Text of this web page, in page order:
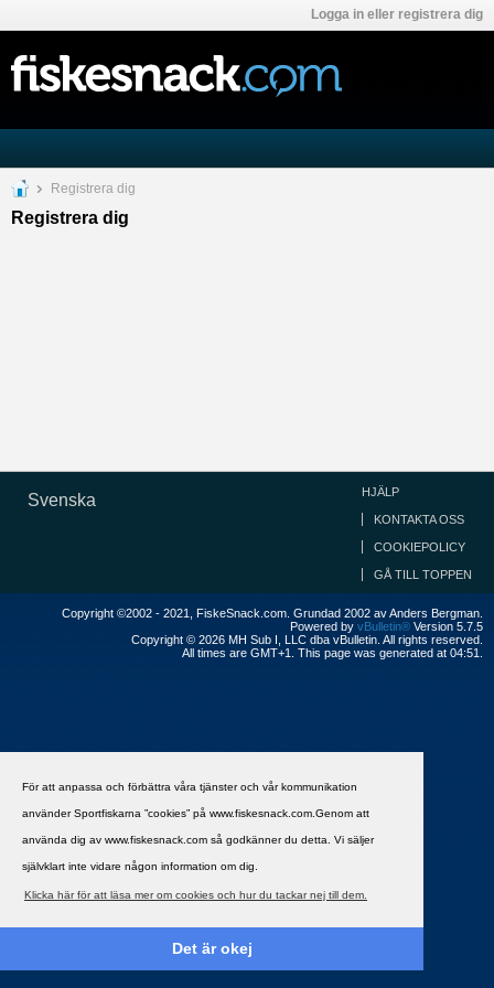
För att anpassa och förbättra våra tjänster och vår kommunikation
använder Sportfiskarna ”cookies” på www.fiskesnack.com.Genom att
använda dig av www.fiskesnack.com så godkänner du detta. Vi säljer
självklart inte vidare någon information om dig.
Klicka här för att läsa mer om cookies och hur du tackar nej till dem.
Det är okej
Logga in eller registrera dig
Registrera dig
Registrera dig
Svenska HJÄLP
KONTAKTA OSS
COOKIEPOLICY
GÅ TILL TOPPEN
Copyright ©2002 - 2021, FiskeSnack.com. Grundad 2002 av Anders Bergman.
Powered by vBulletin® Version 5.7.5
Copyright © 2026 MH Sub I, LLC dba vBulletin. All rights reserved.
All times are GMT+1. This page was generated at 04:51.